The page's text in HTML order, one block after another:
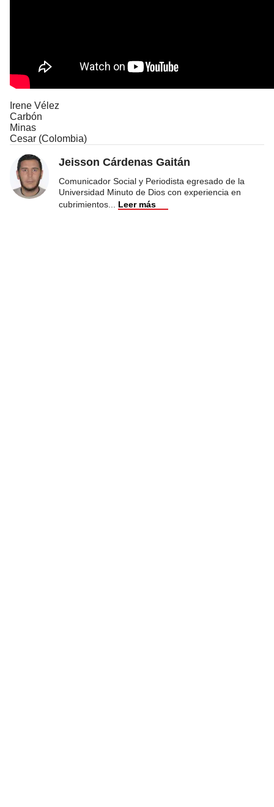
Irene Vélez
Carbón
Minas
Cesar (Colombia)
Jeisson Cárdenas Gaitán
Comunicador Social y Periodista egresado de la
Universidad Minuto de Dios con experiencia en
cubrimientos
Leer más